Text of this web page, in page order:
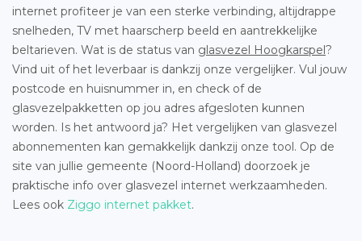
internet profiteer je van een sterke verbinding, altijdrappe
snelheden, TV met haarscherp beeld en aantrekkelijke
beltarieven. Wat is de status van glasvezel Hoogkarspel?
Vind uit of het leverbaar is dankzij onze vergelijker. Vul jouw
postcode en huisnummer in, en check of de
glasvezelpakketten op jou adres afgesloten kunnen
worden. Is het antwoord ja? Het vergelijken van glasvezel
abonnementen kan gemakkelijk dankzij onze tool. Op de
site van jullie gemeente (Noord-Holland) doorzoek je
praktische info over glasvezel internet werkzaamheden.
Lees ook Ziggo internet pakket.